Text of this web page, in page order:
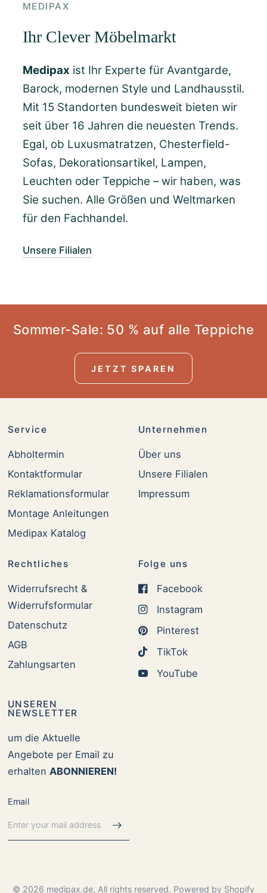
MEDIPAX
Ihr Clever Möbelmarkt
Medipax ist Ihr Experte für Avantgarde,
Barock, modernen Style und Landhausstil.
Mit 15 Standorten bundesweit bieten wir
seit über 16 Jahren die neuesten Trends.
Egal, ob Luxusmatratzen, Chesterfield-
Sofas, Dekorationsartikel, Lampen,
Leuchten oder Teppiche – wir haben, was
Sie suchen. Alle Größen und Weltmarken
für den Fachhandel.
Unsere Filialen
Sommer-Sale: 50 % auf alle Teppiche
JETZT SPAREN
Service
Abholtermin
Kontaktformular
Reklamationsformular
Montage Anleitungen
Medipax Katalog
Unternehmen
Über uns
Unsere Filialen
Impressum
Rechtliches
Widerrufsrecht &
Widerrufsformular
Datenschutz
AGB
Zahlungsarten
Folge uns
Facebook
Instagram
Pinterest
TikTok
YouTube
UNSEREN
NEWSLETTER
um die Aktuelle
Angebote per Email zu
erhalten ABONNIEREN!
Email
© 2026 medipax.de, All rights reserved. Powered by Shopify